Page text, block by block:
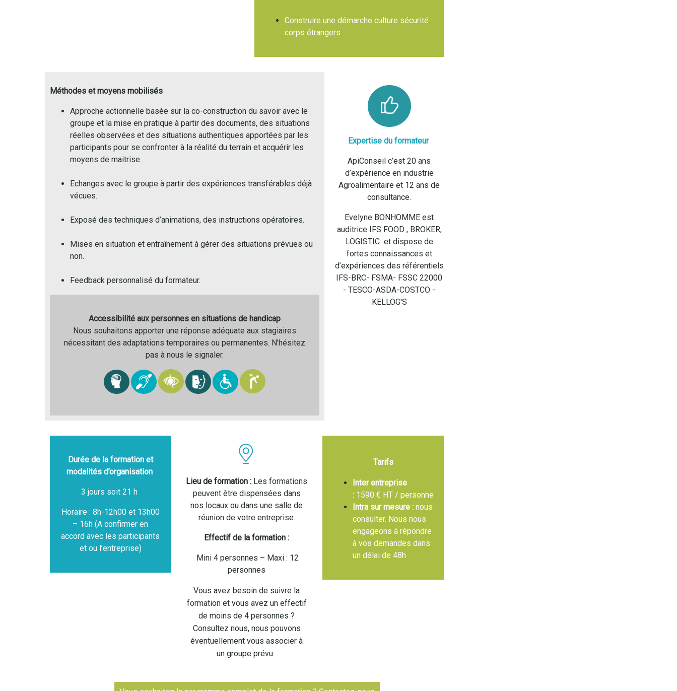
Construire une démarche culture sécurité
corps étrangers
Méthodes et moyens mobilisés
Approche actionnelle basée sur la co-construction du savoir avec le
groupe et la mise en pratique à partir des documents, des situations
réelles observées et des situations authentiques apportées par les
participants pour se confronter à la réalité du terrain et acquérir les
moyens de maitrise .
Echanges avec le groupe à partir des expériences transférables déjà
vécues.
Exposé des techniques d’animations, des instructions opératoires.
Mises en situation et entraînement à gérer des situations prévues ou
non.
Feedback personnalisé du formateur.
Accessibilité aux personnes en situations de handicap
Nous souhaitons apporter une réponse adéquate aux stagiaires
nécessitant des adaptations temporaires ou permanentes. N’hésitez
pas à nous le signaler.
Expertise du formateur
ApiConseil c’est 20 ans
d’expérience en industrie
Agroalimentaire et 12 ans de
consultance.
Evelyne BONHOMME est
auditrice IFS FOOD , BROKER,
LOGISTIC et dispose de
fortes connaissances et
d’expériences des référentiels
IFS-BRC- FSMA- FSSC 22000
- TESCO-ASDA-COSTCO -
KELLOG'S
Durée de la formation et
modalités d’organisation
3 jours soit 21 h
Horaire : 8h-12h00 et 13h00
– 16h (A confirmer en
accord avec les participants
et ou l’entreprise)
Lieu de formation : Les formations
peuvent être dispensées dans
nos locaux ou dans une salle de
réunion de votre entreprise.
Effectif de la formation :
Mini 4 personnes – Maxi : 12
personnes
Vous avez besoin de suivre la
formation et vous avez un effectif
de moins de 4 personnes ?
Consultez nous, nous pouvons
éventuellement vous associer à
un groupe prévu.
Tarifs
Inter entreprise
: 1590 € HT / personne
Intra sur mesure : nous
consulter. Nous nous
engageons à répondre
à vos demandes dans
un délai de 48h